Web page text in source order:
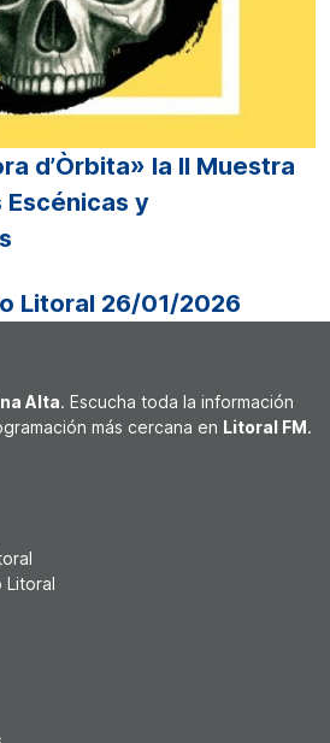
d’Òrbita» la II Muestra
y
Litoral 26/01/2026
Alta. Escucha toda la información
más cercana en Litoral FM.
Litoral